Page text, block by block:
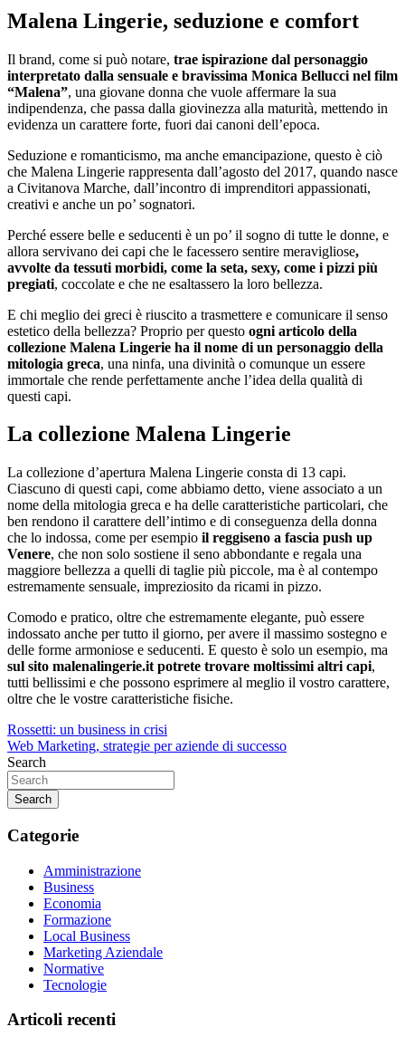
Malena Lingerie, seduzione e comfort
Il brand, come si può notare, trae ispirazione dal personaggio
interpretato dalla sensuale e bravissima Monica Bellucci nel film
“Malena”, una giovane donna che vuole affermare la sua
indipendenza, che passa dalla giovinezza alla maturità, mettendo in
evidenza un carattere forte, fuori dai canoni dell’epoca.
Seduzione e romanticismo, ma anche emancipazione, questo è ciò
che Malena Lingerie rappresenta dall’agosto del 2017, quando nasce
a Civitanova Marche, dall’incontro di imprenditori appassionati,
creativi e anche un po’ sognatori.
Perché essere belle e seducenti è un po’ il sogno di tutte le donne, e
allora servivano dei capi che le facessero sentire meravigliose,
avvolte da tessuti morbidi, come la seta, sexy, come i pizzi più
pregiati, coccolate e che ne esaltassero la loro bellezza.
E chi meglio dei greci è riuscito a trasmettere e comunicare il senso
estetico della bellezza? Proprio per questo ogni articolo della
collezione Malena Lingerie ha il nome di un personaggio della
mitologia greca, una ninfa, una divinità o comunque un essere
immortale che rende perfettamente anche l’idea della qualità di
questi capi.
La collezione Malena Lingerie
La collezione d’apertura Malena Lingerie consta di 13 capi.
Ciascuno di questi capi, come abbiamo detto, viene associato a un
nome della mitologia greca e ha delle caratteristiche particolari, che
ben rendono il carattere dell’intimo e di conseguenza della donna
che lo indossa, come per esempio il reggiseno a fascia push up
Venere, che non solo sostiene il seno abbondante e regala una
maggiore bellezza a quelli di taglie più piccole, ma è al contempo
estremamente sensuale, impreziosito da ricami in pizzo.
Comodo e pratico, oltre che estremamente elegante, può essere
indossato anche per tutto il giorno, per avere il massimo sostegno e
delle forme armoniose e seducenti. E questo è solo un esempio, ma
sul sito malenalingerie.it potrete trovare moltissimi altri capi,
tutti bellissimi e che possono esprimere al meglio il vostro carattere,
oltre che le vostre caratteristiche fisiche.
Navigazione
articoli
Rossetti: un business in crisi
Web Marketing, strategie per aziende di successo
Search
Search
Categorie
Amministrazione
Business
Economia
Formazione
Local Business
Marketing Aziendale
Normative
Tecnologie
Articoli recenti